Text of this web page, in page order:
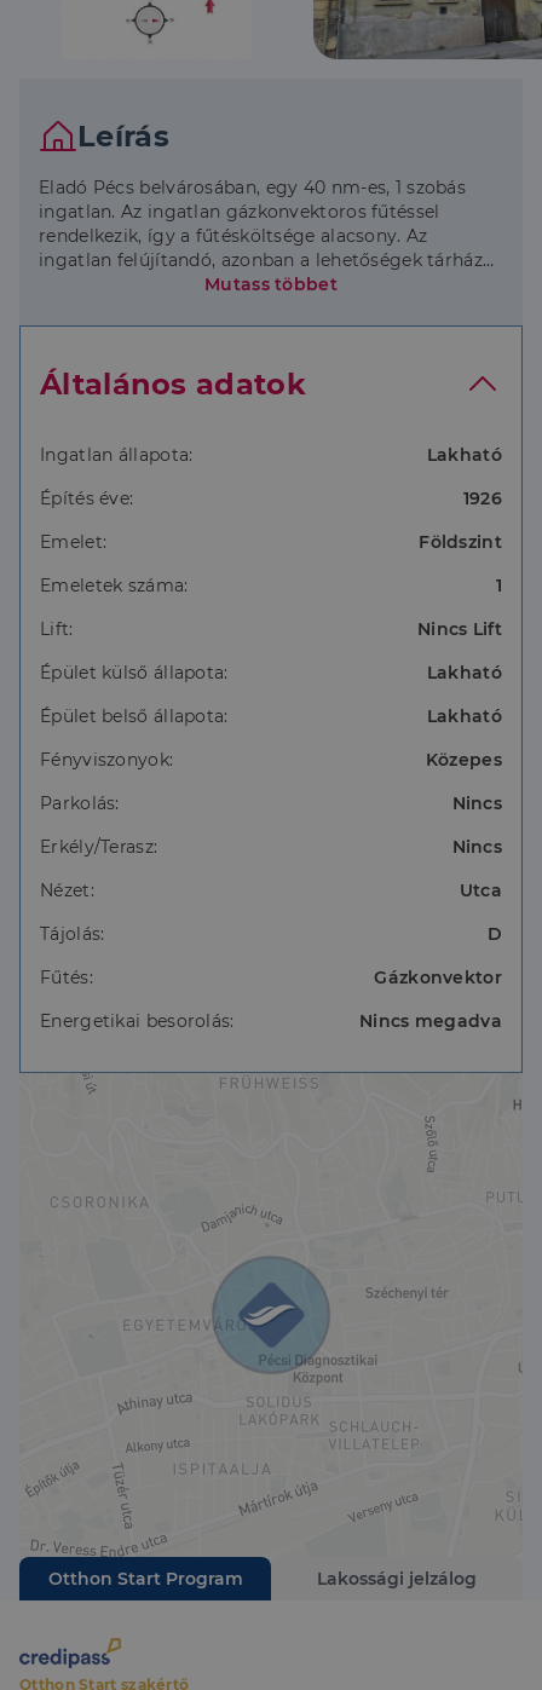
Leírás
Eladó Pécs belvárosában, egy 40 nm-es, 1 szobás
ingatlan. Az ingatlan gázkonvektoros fűtéssel
rendelkezik, így a fűtésköltsége alacsony. Az
ingatlan felújítandó, azonban a lehetőségek tárháza
áll előtted, hogy kialakítsd az otthonod ízlésed
üzletek, szórakozóhelyek és éttermek pár perc sétára
jelent nagy problémát.
Ha szeretnél a belvárosban élni és saját ízlés szerint
remek választás számodra!
Ha további kérdéseid lennének, vagy szeretnéd
megnézni az ingatlant személyesen, kérlek vedd fel
Mutass többet
Általános adatok
Ingatlan állapota:
Lakható
Építés éve:
1926
Emelet:
Földszint
Emeletek száma:
1
Lift:
Nincs Lift
Épület külső állapota:
Lakható
Épület belső állapota:
Lakható
Fényviszonyok:
Közepes
Parkolás:
Nincs
Erkély/Terasz:
Nincs
Nézet:
Utca
Tájolás:
D
Fűtés:
Gázkonvektor
Energetikai besorolás:
Nincs megadva
Otthon Start Program Lakossági jelzálog
Otthon Start szakértő